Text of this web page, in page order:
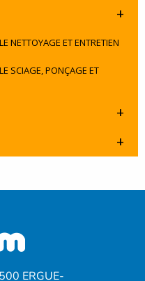
+
NETTOYAGE ET ENTRETIEN
SCIAGE, PONÇAGE ET
+
+
ERGUE-